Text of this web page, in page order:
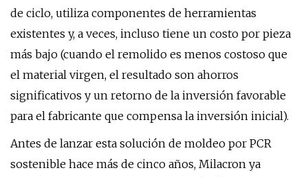
de ciclo, utiliza componentes de herramientas
existentes y, a veces, incluso tiene un costo por pieza
más bajo (cuando el remolido es menos costoso que
el material virgen, el resultado son ahorros
significativos y un retorno de la inversión favorable
para el fabricante que compensa la inversión inicial).
Antes de lanzar esta solución de moldeo por PCR
sostenible hace más de cinco años, Milacron ya